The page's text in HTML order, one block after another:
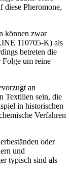
diese Pheromone,
können zwar
110705-K) als
betreten die
Folge um reine
an
Textilien sein, die
in historischen
Verfahren
oder
und
typisch sind als